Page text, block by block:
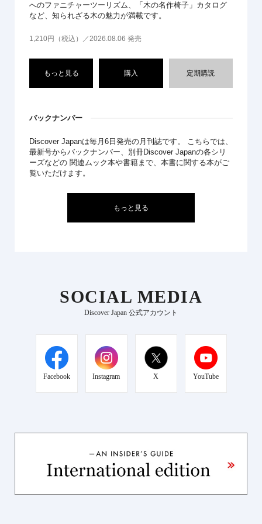
へのファニチャーツーリズム、「木の名作椅子」カタログ
など、知られざる木の魅力が満載です。
1,210円（税込）／2026.08.06 発売
もっと見る 購入 定期購読
バックナンバー
Discover Japanは毎月6日発売の月刊誌です。 こちらでは、
最新号からバックナンバー、別冊Discover Japanの各シリ
ーズなどの 関連ムック本や書籍まで、本書に関する本がご
覧いただけます。
もっと見る
SOCIAL MEDIA
Discover Japan 公式アカウント
Facebook Instagram X YouTube